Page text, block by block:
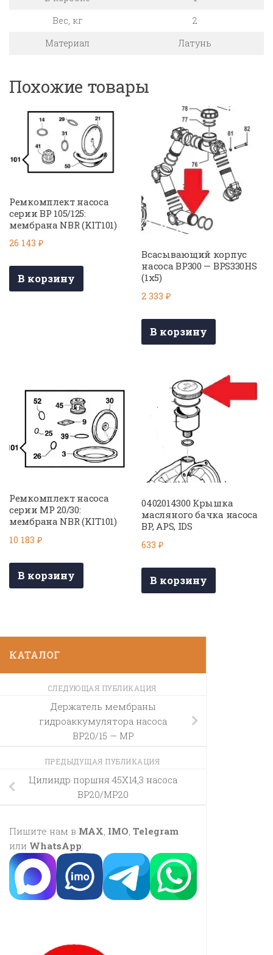
Вес, кг
2
Материал
Латунь
Похожие товары
Ремкомплект насоса
серии BP 105/125:
мембрана NBR (KIT101)
26 143 ₽
В корзину
Всасывающий корпус
насоса BP300 — BPS330HS
(1х5)
2 333₽
В корзину
Ремкомплект насоса
серии МР 20/30:
мембрана NBR (KIT101)
10 183 ₽
В корзину
0402014300 Крышка
масляного бачка насоса
BP, APS, IDS
633₽
В корзину
КАТАЛОГ
СЛЕДУЮЩАЯ ПУБЛИКАЦИЯ
Держатель мембраны
гидроаккумулятора насоса
BP20/15 — MP
ПРЕДЫДУЩАЯ ПУБЛИКАЦИЯ
Цилиндр поршня 45X14,3 насоса
BP20/MP20
Пишите нам в MAX IMO Telegram
или WhatsApp: